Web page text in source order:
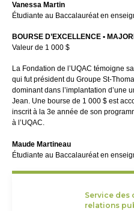
Vanessa Martin
Étudiante au Baccalauréat en
BOURSE D’EXCELLENCE •
Valeur de 1 000 $
La Fondation de l’UQAC témoigne
qui fut président du Groupe St-
dominant dans l’implantation d’une
Jean. Une bourse de 1 000 $ est
inscrit à la 3e année de son
à l’UQAC.
Maude Martineau
Étudiante au Baccalauréat en
Service des
relations